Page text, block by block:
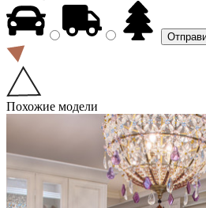
Похожие модели